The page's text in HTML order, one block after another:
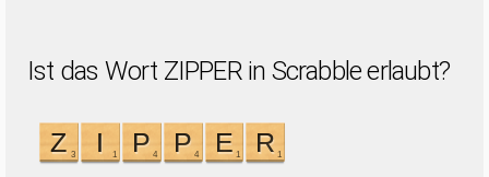
Ist das Wort ZIPPER in Scrabble erlaubt?